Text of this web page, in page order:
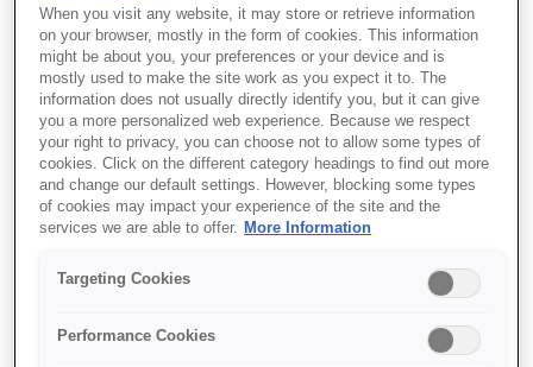
בהדפסה מהירה, באמינות מעולה ובעלות
תפעול נמוכה מאוד.
אמינות מוגדלת
מהירויות הדפסה גבוהות
יכולת הדפסה ברשת
When you visit any website, it may store or retrieve information
on your browser, mostly in the form of cookies. This information
might be about you, your preferences or your device and is
mostly used to make the site work as you expect it to. The
information does not usually directly identify you, but it can give
you a more personalized web experience. Because we respect
your right to privacy, you can choose not to allow some types of
cookies. Click on the different category headings to find out more
and change our default settings. However, blocking some types
of cookies may impact your experience of the site and the
services we are able to offer. More Information
Targeting Cookies
Performance Cookies